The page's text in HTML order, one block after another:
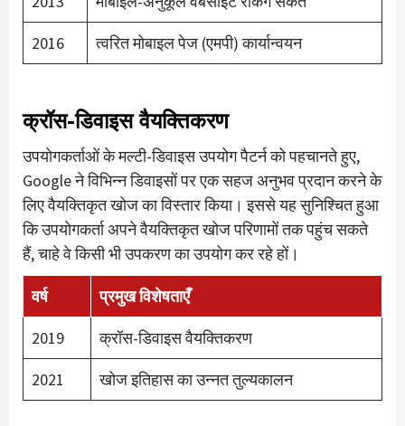
2016
त्वरित मोबाइल पेज (एमपी) कार्यान्वयन
क्रॉस-डिवाइस वैयक्तिकरण
उपयोगकर्ताओं के मल्टी-डिवाइस उपयोग पैटर्न को पहचानते हुए,
Google ने विभिन्न डिवाइसों पर एक सहज अनुभव प्रदान करने के
लिए वैयक्तिकृत खोज का विस्तार किया। इससे यह सुनिश्चित हुआ
कि उपयोगकर्ता अपने वैयक्तिकृत खोज परिणामों तक पहुंच सकते
हैं, चाहे वे किसी भी उपकरण का उपयोग कर रहे हों।
वर्ष
प्रमुख विशेषताएँ
2019
क्रॉस-डिवाइस वैयक्तिकरण
2021
खोज इतिहास का उन्नत तुल्यकालन